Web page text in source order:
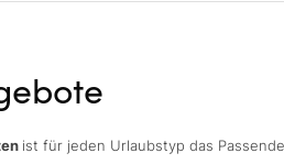
ist für jeden Urlaubstyp das